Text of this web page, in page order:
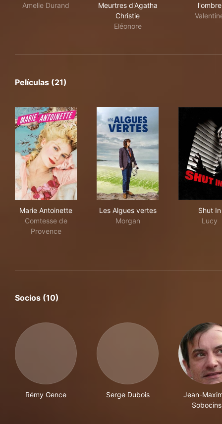
Amelie Durand
Meurtres d'Agatha
Christie
Eléonore
l'ombre
Películas (21)
Marie Antoinette
Comtesse de
Provence
Les Algues vertes
Morgan
Shut In
Lucy
Socios (10)
Rémy Gence Serge Dubois
Jean-